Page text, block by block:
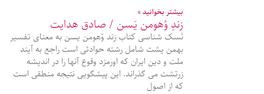
بیشتر بخوانید »
زندِ وُهومن یَسن / صادق هدایت
نَسک شناسی کتاب زند وُهومن یسن به معنای تفسیر
بهمن یشت شامل رشته حوادثی است راجع به آیند
ملت و دین ایران که اورمزد وقوع آنها را در اندیشه
زرتشت می گذراند. این پیشگویی نتیجه منطقی است
که از اصول